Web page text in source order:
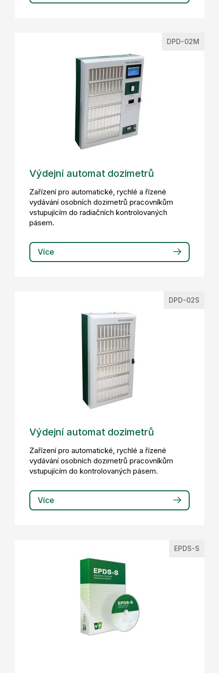
DPD-02M
Výdejní automat dozimetrů
Zařízení pro automatické, rychlé a řízené
vydávání osobních dozimetrů pracovníkům
vstupujícím do radiačních kontrolovaných
pásem.
Více
DPD-02S
Výdejní automat dozimetrů
Zařízení pro automatické, rychlé a řízené
vydávání osobních dozimetrů pracovníkům
vstupujícím do kontrolovaných pásem.
Více
EPDS-S